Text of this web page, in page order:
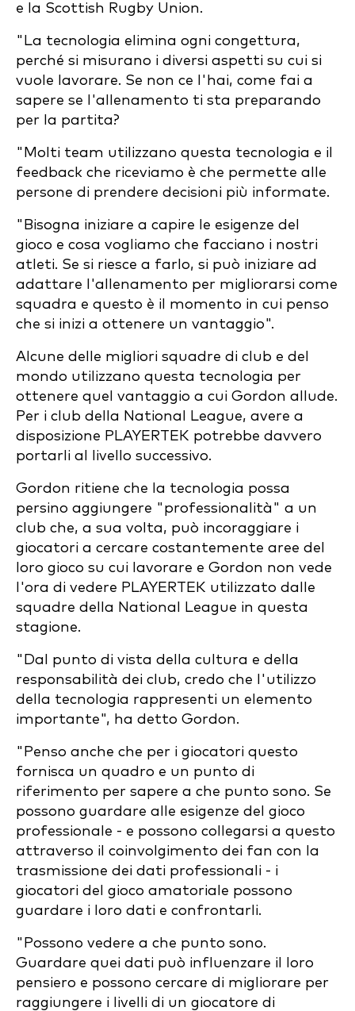
e la Scottish Rugby Union.
"La tecnologia elimina ogni congettura,
perché si misurano i diversi aspetti su cui si
vuole lavorare. Se non ce l'hai, come fai a
sapere se l'allenamento ti sta preparando
per la partita?
"Molti team utilizzano questa tecnologia e il
feedback che riceviamo è che permette alle
persone di prendere decisioni più informate.
"Bisogna iniziare a capire le esigenze del
gioco e cosa vogliamo che facciano i nostri
atleti. Se si riesce a farlo, si può iniziare ad
adattare l'allenamento per migliorarsi come
squadra e questo è il momento in cui penso
che si inizi a ottenere un vantaggio".
Alcune delle migliori squadre di club e del
mondo utilizzano questa tecnologia per
ottenere quel vantaggio a cui Gordon allude.
Per i club della National League, avere a
disposizione PLAYERTEK potrebbe davvero
portarli al livello successivo.
Gordon ritiene che la tecnologia possa
persino aggiungere "professionalità" a un
club che, a sua volta, può incoraggiare i
giocatori a cercare costantemente aree del
loro gioco su cui lavorare e Gordon non vede
l'ora di vedere PLAYERTEK utilizzato dalle
squadre della National League in questa
stagione.
"Dal punto di vista della cultura e della
responsabilità dei club, credo che l'utilizzo
della tecnologia rappresenti un elemento
importante", ha detto Gordon.
"Penso anche che per i giocatori questo
fornisca un quadro e un punto di
riferimento per sapere a che punto sono. Se
possono guardare alle esigenze del gioco
professionale - e possono collegarsi a questo
attraverso il coinvolgimento dei fan con la
trasmissione dei dati professionali - i
giocatori del gioco amatoriale possono
guardare i loro dati e confrontarli.
"Possono vedere a che punto sono.
Guardare quei dati può influenzare il loro
pensiero e possono cercare di migliorare per
raggiungere i livelli di un giocatore di